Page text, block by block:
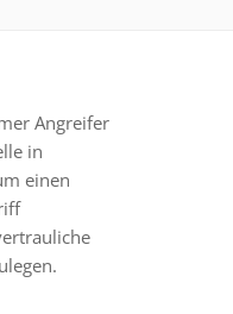
Angreifer
in
einen